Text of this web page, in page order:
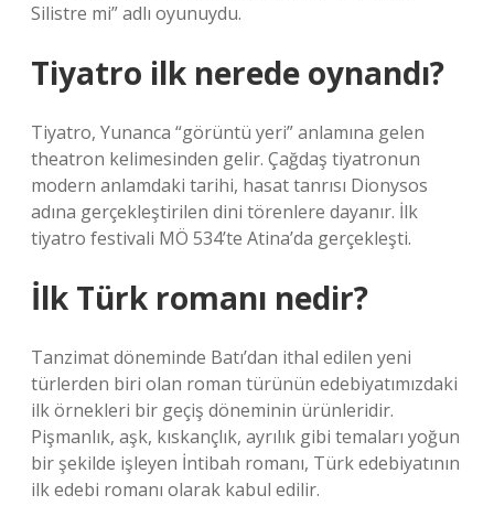
Silistre mi” adlı oyunuydu.
Tiyatro ilk nerede oynandı?
Tiyatro, Yunanca “görüntü yeri” anlamına gelen
theatron kelimesinden gelir. Çağdaş tiyatronun
modern anlamdaki tarihi, hasat tanrısı Dionysos
adına gerçekleştirilen dini törenlere dayanır. İlk
tiyatro festivali MÖ 534’te Atina’da gerçekleşti.
İlk Türk romanı nedir?
Tanzimat döneminde Batı’dan ithal edilen yeni
türlerden biri olan roman türünün edebiyatımızdaki
ilk örnekleri bir geçiş döneminin ürünleridir.
Pişmanlık, aşk, kıskançlık, ayrılık gibi temaları yoğun
bir şekilde işleyen İntibah romanı, Türk edebiyatının
ilk edebi romanı olarak kabul edilir.